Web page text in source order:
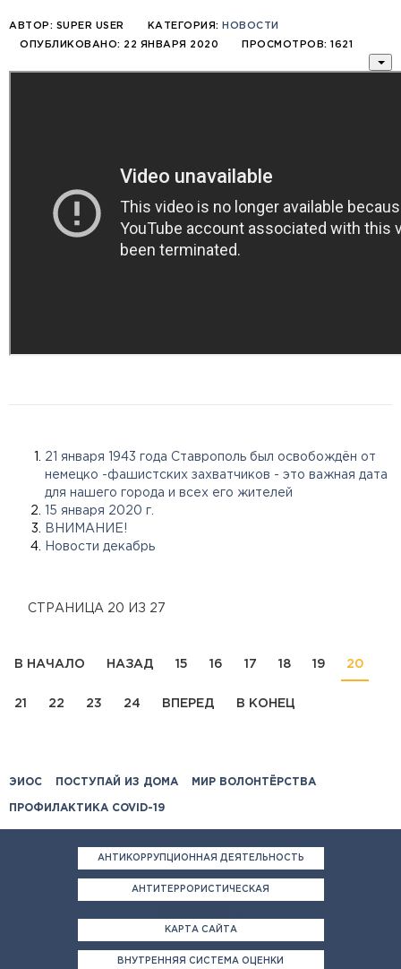
АВТОР: SUPER USER КАТЕГОРИЯ: НОВОСТИ
ОПУБЛИКОВАНО: 22 ЯНВАРЯ 2020 ПРОСМОТРОВ: 1621
21 января 1943 года Ставрополь был освобождён от
немецко -фашистских захватчиков - это важная дата
для нашего города и всех его жителей
15 января 2020 г.
ВНИМАНИЕ!
Новости декабрь
СТРАНИЦА 20 ИЗ 27
В НАЧАЛО НАЗАД 15 16 17 18 19 20
21 22 23 24 ВПЕРЕД В КОНЕЦ
ЭИОС ПОСТУПАЙ ИЗ ДОМА МИР ВОЛОНТЁРСТВА
ПРОФИЛАКТИКА COVID-19
АНТИКОРРУПЦИОННАЯ ДЕЯТЕЛЬНОСТЬ
АНТИТЕРРОРИСТИЧЕСКАЯ
КАРТА САЙТА
ВНУТРЕННЯЯ СИСТЕМА ОЦЕНКИ